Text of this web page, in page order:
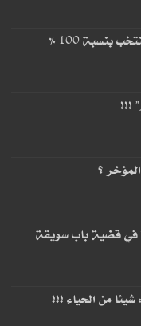
بنسبة 100 %
!!!
؟
في قضية باب سويقة
من الحياء !!!